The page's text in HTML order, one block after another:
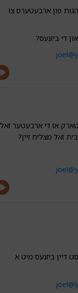
פון ארבעטערס צו
די ביזנעס?
אז די ארבעטער זאל
זאל מצליח זיין?
דיין ביזנעס מיט א